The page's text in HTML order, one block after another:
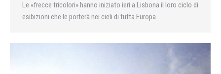
Le «frecce tricolori» hanno iniziato ieri a Lisbona il loro ciclo di
esibizioni che le porterà nei cieli di tutta Europa.